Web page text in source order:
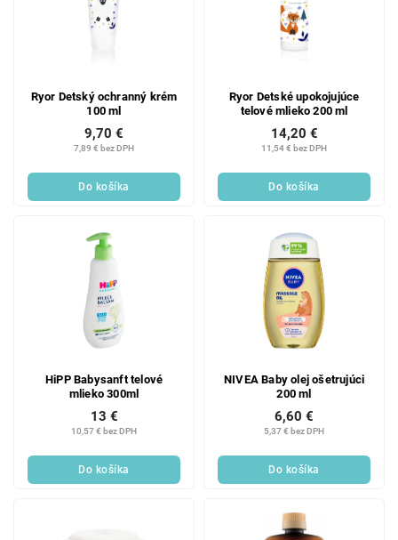
Ryor Detský ochranný krém
100 ml
7,89 € bez DPH
9,70 €
Do košíka
Ryor Detské upokojujúce
telové mlieko 200 ml
11,54 € bez DPH
14,20 €
Do košíka
HiPP Babysanft telové
mlieko 300ml
10,57 € bez DPH
13 €
Do košíka
NIVEA Baby olej ošetrujúci
200 ml
5,37 € bez DPH
6,60 €
Do košíka